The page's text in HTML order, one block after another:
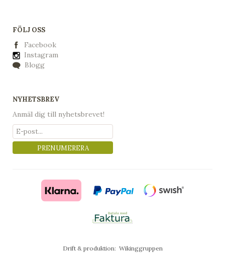
FÖLJ OSS
Facebook
Instagram
Blogg
NYHETSBREV
Anmäl dig till nyhetsbrevet!
PRENUMERERA
Drift & produktion: Wikinggruppen